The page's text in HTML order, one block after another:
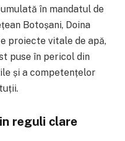
în mandatul de
Botoșani, Doina
proiecte vitale de apă,
puse în pericol din
și a competențelor
reguli clare